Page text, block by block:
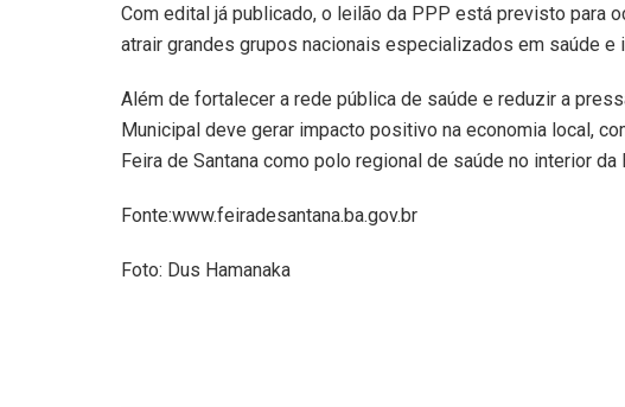
Com edital já publicado, o leilão da PPP está previsto para
atrair grandes grupos nacionais especializados em saúde e
Além de fortalecer a rede pública de saúde e reduzir a
Municipal deve gerar impacto positivo na economia local,
Feira de Santana como polo regional de saúde no interior da
Fonte:www.feiradesantana.ba.gov.br
Foto: Dus Hamanaka